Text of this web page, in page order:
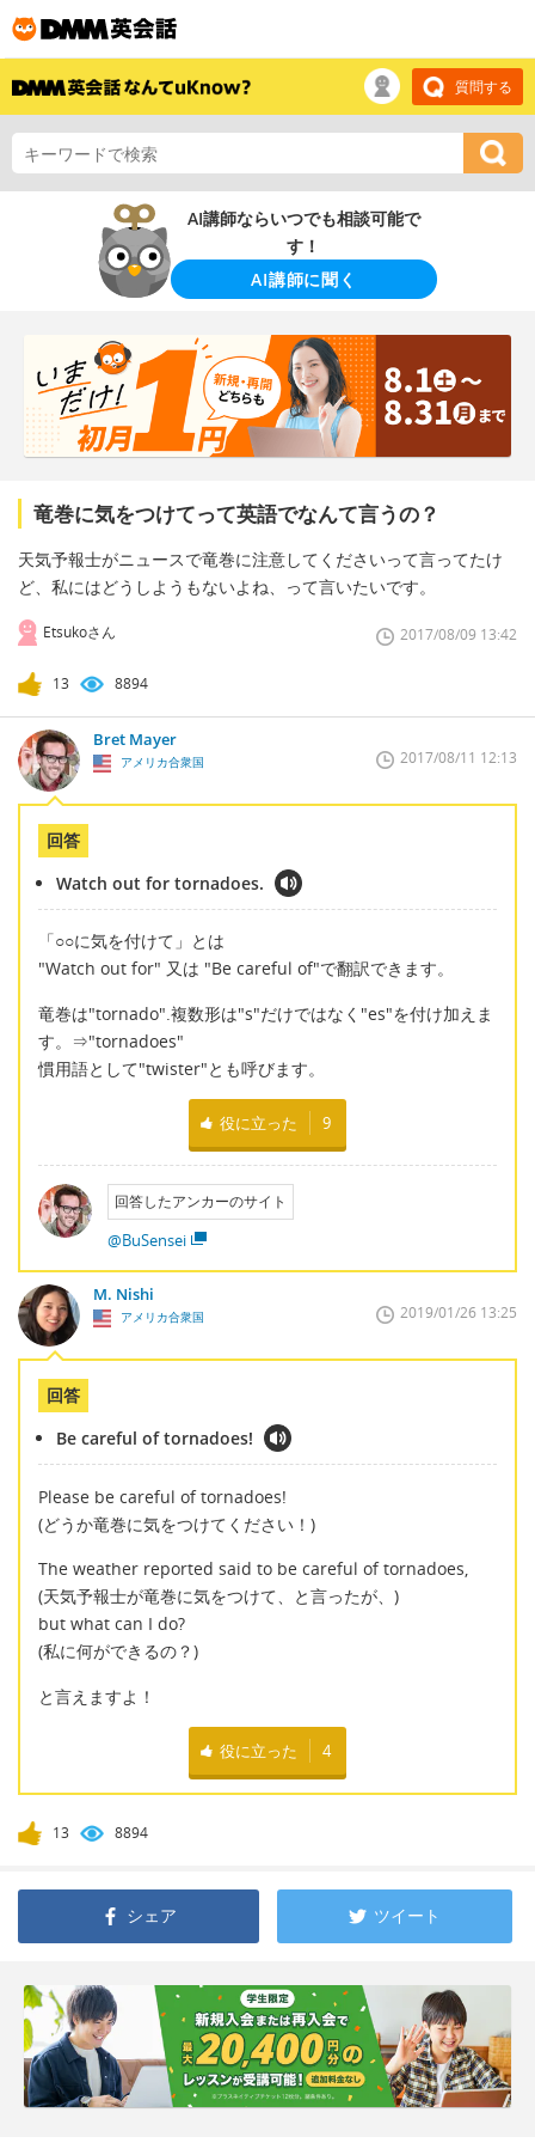
質問する
AI講師ならいつでも相談可能で
す！
AI講師に聞く
竜巻に気をつけてって英語でなんて言うの？
天気予報士がニュースで竜巻に注意してくださいって言ってたけ
ど、私にはどうしようもないよね、って言いたいです。
Etsukoさん 2017/08/09 13:42
13 8894
Bret Mayer
アメリカ合衆国 2017/08/11 12:13
回答
Watch out for tornadoes.
「○○に気を付けて」とは
"Watch out for" 又は "Be careful of"で翻訳できます。
竜巻は"tornado".複数形は"s"だけではなく"es"を付け加えま
す。⇒"tornadoes"
慣用語として"twister"とも呼びます。
役に立った 9
回答したアンカーのサイト
@BuSensei
M. Nishi
アメリカ合衆国 2019/01/26 13:25
回答
Be careful of tornadoes!
Please be careful of tornadoes!
(どうか竜巻に気をつけてください！)
The weather reported said to be careful of tornadoes,
(天気予報士が竜巻に気をつけて、と言ったが、)
but what can I do?
(私に何ができるの？)
と言えますよ！
役に立った 4
13 8894
シェア ツイート